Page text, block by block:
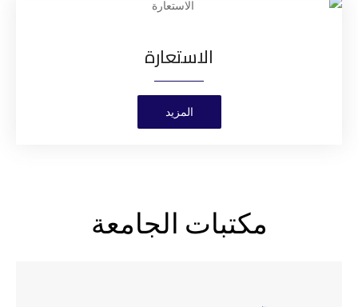
الاستعارة
المزيد
مكتبات الجامعة